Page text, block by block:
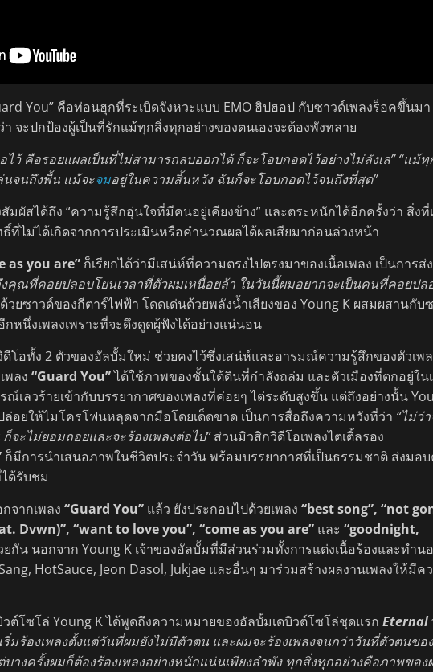
You” คือท่อนฮุกที่ระเบิดจังหวะแบบ EMO ฮิปฮอป กับซาวด์เพลงร็อคขึ้นมา
จะปกป้องผู้เป็นที่รักแม้ทุกสิ่งทุกอย่างของตนเองจะต้องพังทลาย
ว้ คือรอยแผลเป็นที่ไม่สามารถลบออกได้ ก็จะโอบกอดไว้อย่างไม่ลังเล” “แม้ทุ
นจนถึงพื้น แม้จะจมอยู่ในความสิ้นหวัง ฉันก็จะโอบกอดไว้จนถึงที่สุด”
มผัสได้ถึง “ความรู้สึกอุ่นใจที่มีคนอยู่เคียงข้าง” และตระหนักได้อีกครั้งว่า สิ่งที่
ที่ไม่ได้เกิดจากการประเมินหรือคำนวณผลได้ผลเสียมาก่อนล่วงหน้า
as you are” ก็เรียกได้ว่ามีเสน่ห์ที่ความตรงไปตรงมาของเนื้อเพลง เป็นการส่
งคุณที่คอยปลอบโยนเวลาที่ตัวผมเหนื่อยล้า ในวันนี้ผมอยากจะเป็นคนที่คอยปล
วยซาวด์ของกีตาร์ไฟฟ้า โดดเด่นด้วยพลังน้ำเสียงของ Young K ผสมผสานกับ
กหนึ่งเพลงเพราะที่จะดึงดูดผู้ฟังได้อย่างแน่นอน
โอทั้ง 2 ตัวของอัลบั้มใหม่ ช่วยคงไว้ซึ่งเสน่ห์และอารมณ์ความรู้สึกของตัวเพ
พลง “Guard You”ได้ใช้ภาพของชั้นใต้ดินที่กำลังถล่ม และตัวเมืองที่ตกอยู่ใน
ณ์เลวร้ายเข้ากับบรรยากาศของเพลงที่ค่อยๆ ไต่ระดับสูงขึ้น แต่ถึงอย่างนั้น
ล่อยให้ไมโครโฟนหลุดจากมือโดยเด็ดขาด เป็นการสื่อถึงความหวังที่ว่า “ไม่ว่
ะไม่ยอมถอยและจะร้องเพลงต่อไป”ส่วนมิวสิกวิดีโอเพลงไตเติ้ลรอง
ก็มีการนำเสนอภาพในชีวิตประจำวัน พร้อมบรรยากาศที่เป็นธรรมชาติ ส่งมอ
ด้รับชม
จากเพลง “Guard You” แล้ว ยังประกอบไปด้วยเพลง “best song”, “not
Dvwn)”, “want to love you”, “come as you are” และ “goodnight,
ยกัน นอกจาก Young K เจ้าของอัลบั้มที่มีส่วนร่วมทั้งการแต่งเนื้อร้องและทำน
HotSauce, Jeon Dasol, Jukjae และอื่นๆ มาร่วมสร้างผลงานเพลงให้มีค
วต์โซโล่ Young K ได้พูดถึงความหมายของอัลบั้มเดบิวต์โซโล่ชุดแรก Eternal
ริ่มร้องเพลงตั้งแต่วันที่ผมยังไม่มีตัวตน และผมจะร้องเพลงจนกว่าวันที่ตัวตนขอ
บางครั้งผมก็ต้องร้องเพลงอย่างหนักแน่นเพียงลำพัง ทุกสิ่งทุกอย่างคือภาพของ